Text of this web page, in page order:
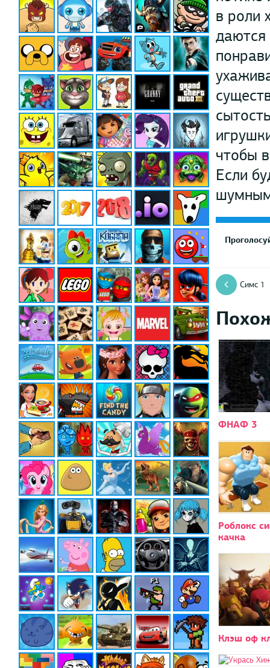
в роли
даются
чтобы
Если
Симс 1
ФНАФ 3
Роблокс
качка
Клэш оф